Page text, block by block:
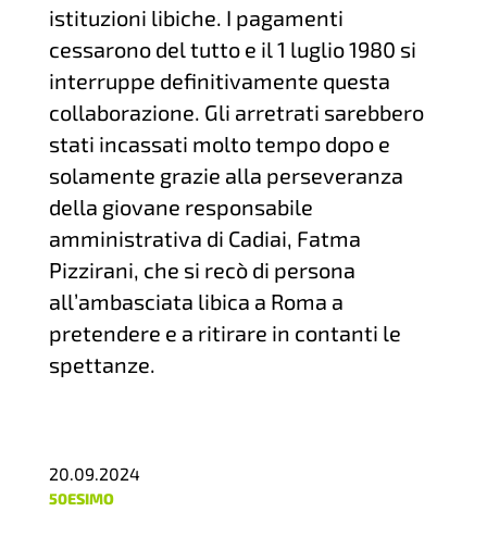
istituzioni libiche. I pagamenti
cessarono del tutto e il 1 luglio 1980 si
interruppe definitivamente questa
collaborazione. Gli arretrati sarebbero
stati incassati molto tempo dopo e
solamente grazie alla perseveranza
della giovane responsabile
amministrativa di Cadiai, Fatma
Pizzirani, che si recò di persona
all’ambasciata libica a Roma a
pretendere e a ritirare in contanti le
spettanze.
20.09.2024
50ESIMO